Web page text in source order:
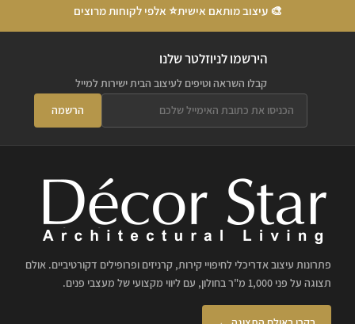
🎨 עיצוב מותאם אישית⭐ אלפי לקוחות מרוצים
הירשמו לניוזלטר שלנו
קבלו השראה וטיפים לעיצוב הבית ישירות למייל
הרשמה
פתרונות עיצוב אדריכלי לחיפויי קירות, קרניזים ופרופילים דקורטיביים. אולם
תצוגה על פני 1,000 מ"ר בחולון, עם ליווי מקצועי של מעצבי פנים.